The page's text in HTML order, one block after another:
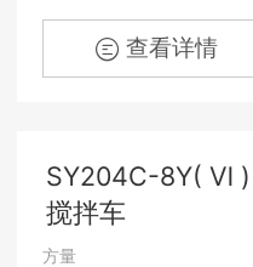
查看详情
SY204C-8Y( Ⅵ )
搅拌车
方量